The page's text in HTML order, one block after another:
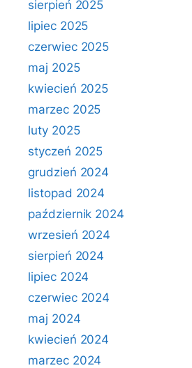
sierpień 2025
lipiec 2025
czerwiec 2025
maj 2025
kwiecień 2025
marzec 2025
luty 2025
styczeń 2025
grudzień 2024
listopad 2024
październik 2024
wrzesień 2024
sierpień 2024
lipiec 2024
czerwiec 2024
maj 2024
kwiecień 2024
marzec 2024